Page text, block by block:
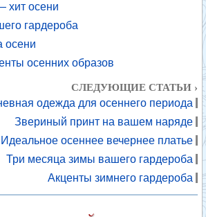
хит осени
гардероба
осени
осенних образов
СЛЕДУЮЩИЕ СТАТЬИ ›
одежда для осеннего периода
Звериный принт на вашем наряде
Идеальное осеннее вечернее платье
Три месяца зимы вашего гардероба
Акценты зимнего гардероба